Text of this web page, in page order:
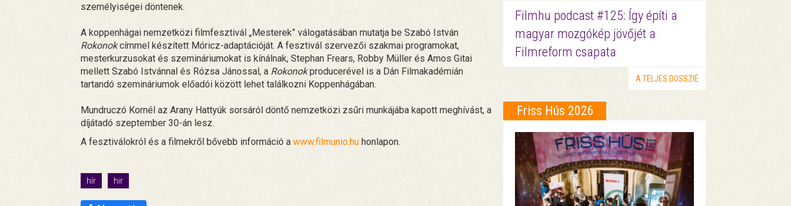
személyiségei döntenek.
A koppenhágai nemzetközi filmfesztivál „Mesterek” válogatásában mutatja be Szabó István
Rokonokcímmel készített Móricz-adaptációját. A fesztivál szervezői szakmai programokat,
mesterkurzusokat és szemináriumokat is kínálnak, Stephan Frears, Robby Müller és Amos Gitai
mellett Szabó Istvánnal és Rózsa Jánossal, a Rokonokproducerével is a Dán Filmakadémián
tartandó szemináriumok előadói között lehet találkozni Koppenhágában.
Mundruczó Kornél az Arany Hattyúk sorsáról döntő nemzetközi zsűri munkájába kapott meghívást, a
díjátadó szeptember 30-án lesz.
A fesztiválokról és a filmekről bővebb információ a www.filmunio.hu honlapon.
hír hir
Filmhu podcast #125: Így építi a
magyar mozgókép jövőjét a
Filmreform csapata
A TELJES DOSSZIÉ
Friss Hús 2026